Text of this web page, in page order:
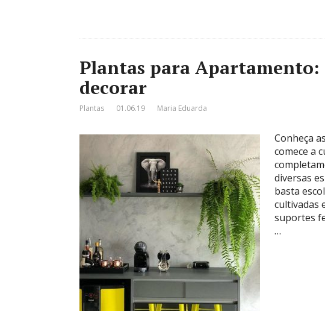
Plantas para
decorar
Plantas 01.06.19 Maria Eduarda
Conheça
comece a
diversas
basta
cultivadas
suportes
…